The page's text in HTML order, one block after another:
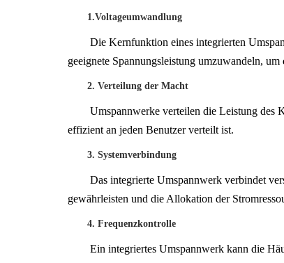
1.Voltageumwandlung
Die Kernfunktion eines integrierten
geeignete Spannungsleistung umzuwandeln,
2. Verteilung der Macht
Umspannwerke verteilen die Leistung des
effizient an jeden Benutzer verteilt ist.
3. Systemverbindung
Das integrierte Umspannwerk verbindet
gewährleisten und die Allokation der
4. Frequenzkontrolle
Ein integriertes Umspannwerk kann die